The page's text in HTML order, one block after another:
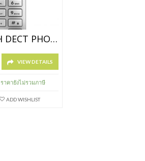
YEALINK W56H DECT PHONE STATION
VIEW DETAILS
ราคายังไม่รวมภาษี
ADD WISHLIST